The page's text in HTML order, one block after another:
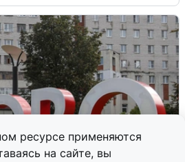
ресурсе применяются
на сайте, вы